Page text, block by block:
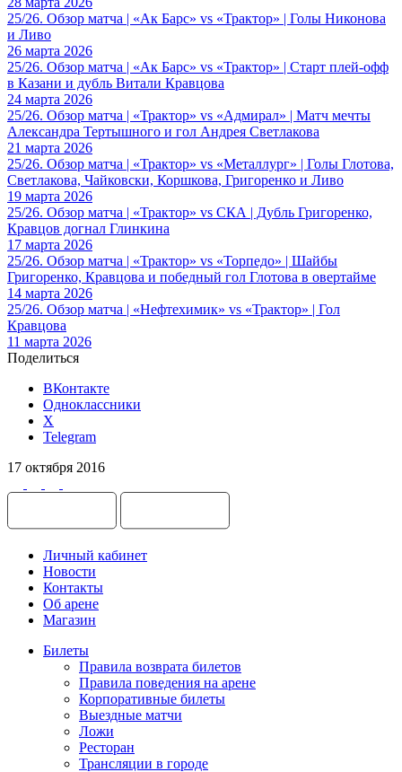
25/26. Обзор матча | «Ак Барс» vs «Трактор» | Голы Никонова
и Ливо
26 марта 2026
25/26. Обзор матча | «Ак Барс» vs «Трактор» | Старт плей-офф
в Казани и дубль Витали Кравцова
24 марта 2026
25/26. Обзор матча | «Трактор» vs «Адмирал» | Матч мечты
Александра Тертышного и гол Андрея Светлакова
21 марта 2026
25/26. Обзор матча | «Трактор» vs «Металлург» | Голы Глотова,
Светлакова, Чайковски, Коршкова, Григоренко и Ливо
19 марта 2026
25/26. Обзор матча | «Трактор» vs СКА | Дубль Григоренко,
Кравцов догнал Глинкина
17 марта 2026
25/26. Обзор матча | «Трактор» vs «Торпедо» | Шайбы
Григоренко, Кравцова и победный гол Глотова в овертайме
14 марта 2026
25/26. Обзор матча | «Нефтехимик» vs «Трактор» | Гол
Кравцова
11 марта 2026
Поделиться
ВКонтакте
Одноклассники
X
Telegram
17 октября 2016
Личный кабинет
Новости
Контакты
Об арене
Магазин
Билеты
Правила возврата билетов
Правила поведения на арене
Корпоративные билеты
Выездные матчи
Ложи
Ресторан
Трансляции в городе